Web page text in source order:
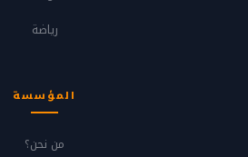
رياضة
المؤسسة
من نحن؟